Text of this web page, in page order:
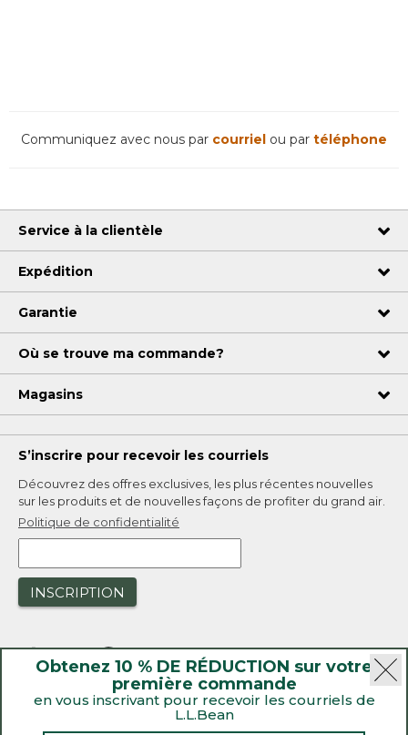
Obtenez 10 % DE RÉDUCTION sur votre
première commande
en vous inscrivant pour recevoir les courriels de
L.L.Bean
Communiquez avec nous par courriel ou par téléphone
Service à la clientèle
Expédition
Garantie
Où se trouve ma commande?
Magasins
S’inscrire pour recevoir les courriels
Découvrez des offres exclusives, les plus récentes nouvelles
sur les produits et de nouvelles façons de profiter du grand air.
Politique de confidentialité
INSCRIPTION